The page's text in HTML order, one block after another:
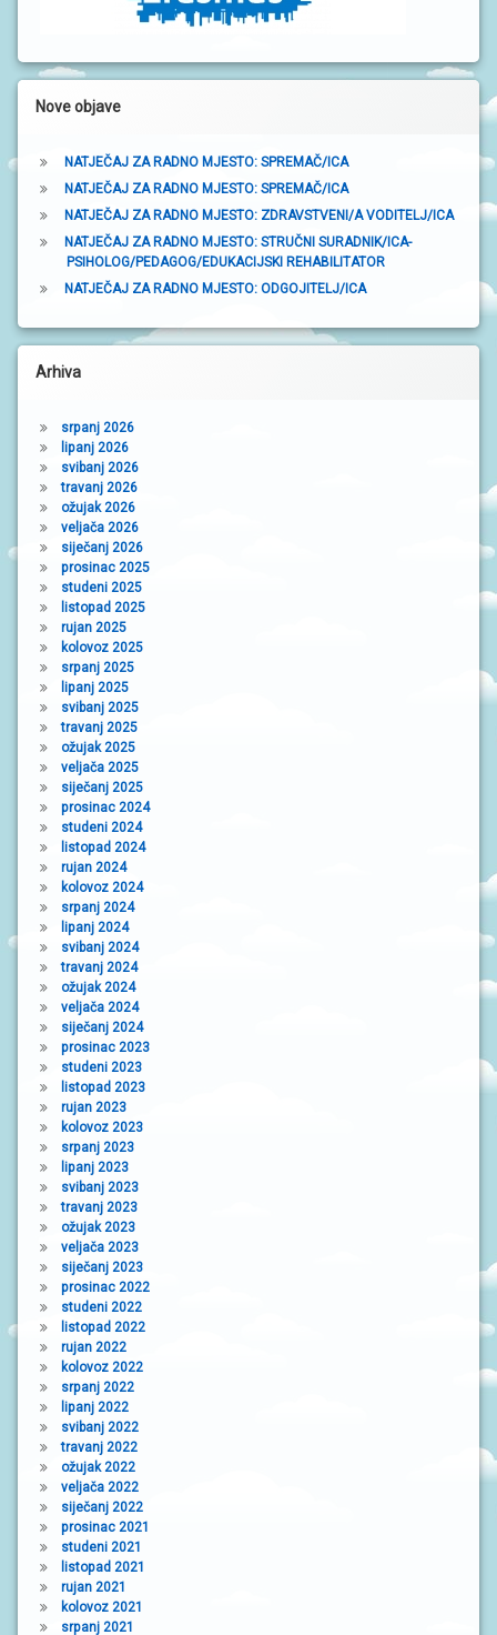
a
k
Nove objave
NATJEČAJ ZA RADNO MJESTO: SPREMAČ/ICA
NATJEČAJ ZA RADNO MJESTO: SPREMAČ/ICA
NATJEČAJ ZA RADNO MJESTO: ZDRAVSTVENI/A VODITELJ/ICA
NATJEČAJ ZA RADNO MJESTO: STRUČNI SURADNIK/ICA-
PSIHOLOG/PEDAGOG/EDUKACIJSKI REHABILITATOR
NATJEČAJ ZA RADNO MJESTO: ODGOJITELJ/ICA
Arhiva
srpanj 2026
lipanj 2026
svibanj 2026
travanj 2026
ožujak 2026
veljača 2026
siječanj 2026
prosinac 2025
studeni 2025
listopad 2025
rujan 2025
kolovoz 2025
srpanj 2025
lipanj 2025
svibanj 2025
travanj 2025
ožujak 2025
veljača 2025
siječanj 2025
prosinac 2024
studeni 2024
listopad 2024
rujan 2024
kolovoz 2024
srpanj 2024
lipanj 2024
svibanj 2024
travanj 2024
ožujak 2024
veljača 2024
siječanj 2024
prosinac 2023
studeni 2023
listopad 2023
rujan 2023
kolovoz 2023
srpanj 2023
lipanj 2023
svibanj 2023
travanj 2023
ožujak 2023
veljača 2023
siječanj 2023
prosinac 2022
studeni 2022
listopad 2022
rujan 2022
kolovoz 2022
srpanj 2022
lipanj 2022
svibanj 2022
travanj 2022
ožujak 2022
veljača 2022
siječanj 2022
prosinac 2021
studeni 2021
listopad 2021
rujan 2021
kolovoz 2021
srpanj 2021